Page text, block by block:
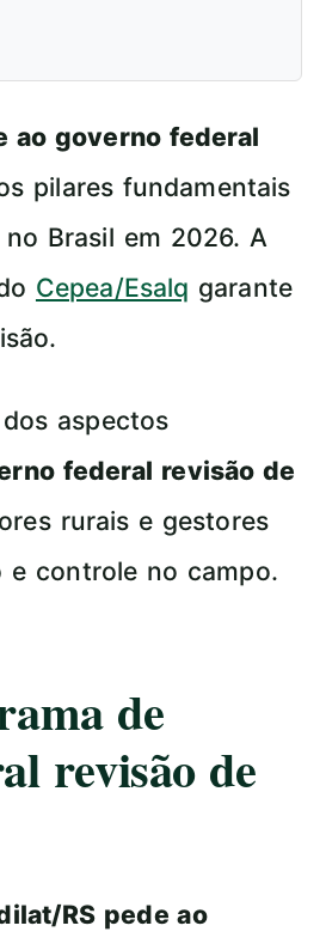
ao governo federal
pilares fundamentais
Brasil em 2026. A
Cepea/Esalq garante
aspectos
federal revisão de
rurais e gestores
e controle no campo.
de
revisão de
RS pede ao